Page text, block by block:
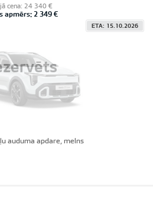
cena: 24 340 €
apmērs: 2 349 €
ETA: 15.10.2026
auduma apdare, melns